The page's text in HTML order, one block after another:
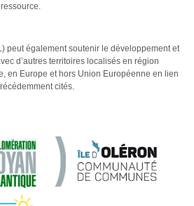
peut également soutenir le développement et
d’autres territoires localisés en région
en Europe et hors Union Européenne en lien
cités.